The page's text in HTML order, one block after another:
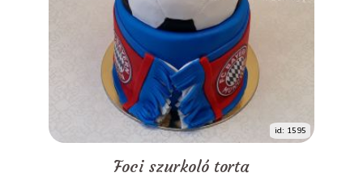
id: 1595
Foci szurkoló torta